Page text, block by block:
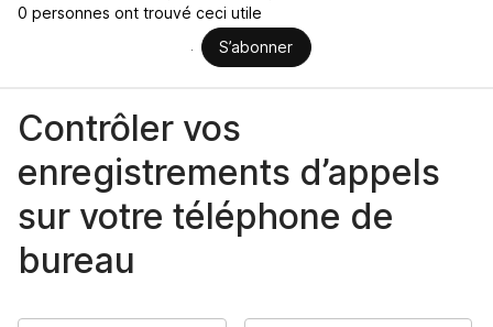
0 personnes ont trouvé ceci utile
S’abonner
Contrôler vos
enregistrements d’appels
sur votre téléphone de
bureau